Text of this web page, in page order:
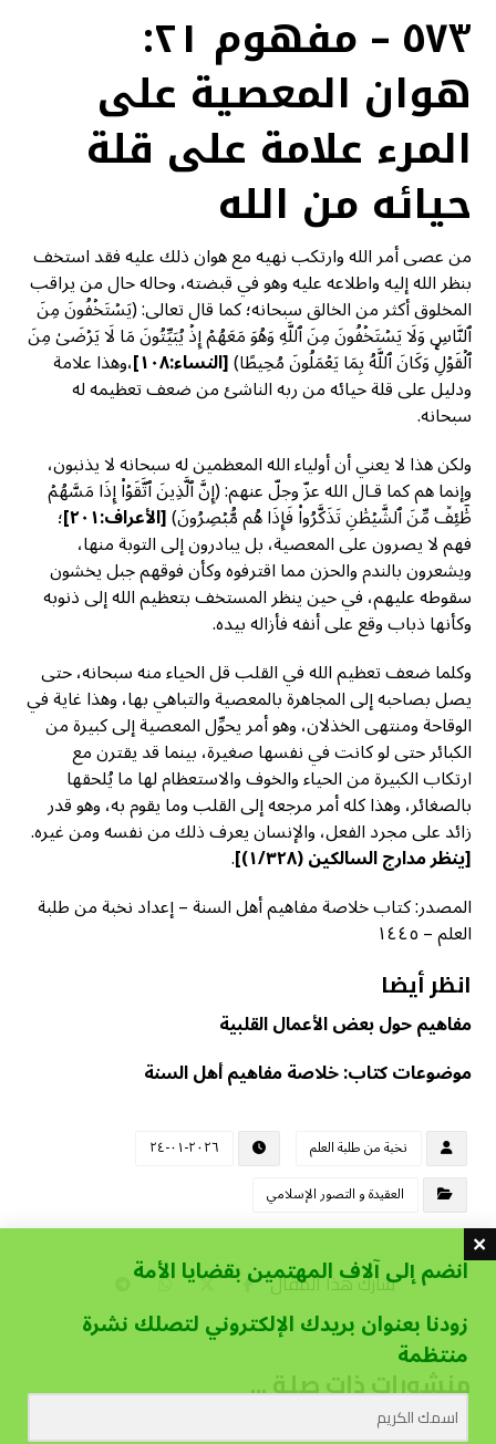
٥٧٣ – مفهوم ٢١:
هوان المعصية على
المرء علامة على قلة
حيائه من الله
من عصى أمر الله وارتكب نهيه مع هوان ذلك عليه فقد استخف
بنظر الله إليه واطلاعه عليه وهو في قبضته، وحاله حال من يراقب
المخلوق أكثر من الخالق سبحانه؛ كما قال تعالى: (يَسۡتَخۡفُونَ مِنَ
ٱلنَّاسِ وَلَا يَسۡتَخۡفُونَ مِنَ ٱللَّهِ وَهُوَ مَعَهُمۡ إِذۡ يُبَيِّتُونَ مَا لَا يَرۡضَىٰ مِنَ
ٱلۡقَوۡلِۚ وَكَانَ ٱللَّهُ بِمَا يَعۡمَلُونَ مُحِيطًا)[النساء:١٠٨] ،وهذا علامة
ودليل على قلة حيائه من ربه الناشئ من ضعف تعظيمه له
سبحانه.
ولكن هذا لا يعني أن أولياء الله المعظمين له سبحانه لا يذنبون،
وإنما هم كما قـال الله عزّ وجلّ عنهم: (إِنَّ ٱلَّذِينَ ٱتَّقَوۡاْ إِذَا مَسَّهُمۡ
طَٰٓئِفٞ مِّنَ ٱلشَّيۡطَٰنِ تَذَكَّرُواْ فَإِذَا هُم مُّبۡصِرُونَ)[الأعراف:٢٠١] ؛
فهم لا يصرون على المعصية، بل يبادرون إلى التوبة منها،
ويشعرون بالندم والحزن مما اقترفوه وكأن فوقهم جبل يخشون
سقوطه عليهم، في حين ينظر المستخف بتعظيم الله إلى ذنوبه
وكأنها ذباب وقع على أنفه فأزاله بيده.
وكلما ضعف تعظيم الله في القلب قل الحياء منه سبحانه، حتى
يصل بصاحبه إلى المجاهرة بالمعصية والتباهي بها، وهذا غاية في
الوقاحة ومنتهى الخذلان، وهو أمر يحوِّل المعصية إلى كبيرة من
الكبائر حتى لو كانت في نفسها صغيرة، بينما قد يقترن مع
ارتكاب الكبيرة من الحياء والخوف والاستعظام لها ما يُلحقها
بالصغائر، وهذا كله أمر مرجعه إلى القلب وما يقوم به، وهو قدر
زائد على مجرد الفعل، والإنسان يعرف ذلك من نفسه ومن غيره.
[ينظر مدارج السالكين (١/٣٢٨)]
.
المصدر: كتاب خلاصة مفاهيم أهل السنة – إعداد نخبة من طلبة
العلم – ١٤٤٥
انظر أيضا
مفاهيم حول بعض الأعمال القلبية
موضوعات كتاب: خلاصة مفاهيم أهل السنة
نخبة من طلبة العلم
٢٠٢٦-٠١-٢٤
العقيدة و التصور الإسلامي
منشورات ذات صلة ...
انضم إلى آلاف المهتمين بقضايا الأمة
زودنا بعنوان بريدك الإلكتروني لتصلك نشرة
منتظمة